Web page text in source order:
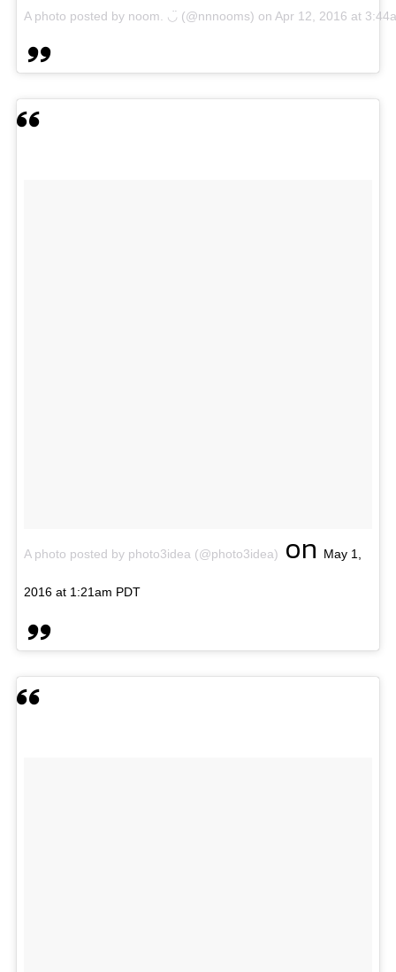
A photo posted by noom. ◡̈ (@nnnooms) on Apr 12, 2016 at
A photo posted by photo3idea (@photo3idea) on May 1,
2016 at 1:21am PDT